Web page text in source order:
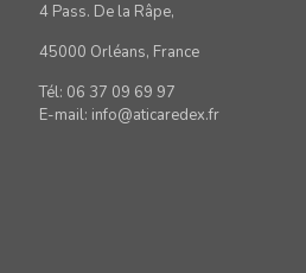
4 Pass. De la Râpe,
45000 Orléans, France
Tél: 06 37 09 69 97
E-mail: info@aticaredex.fr